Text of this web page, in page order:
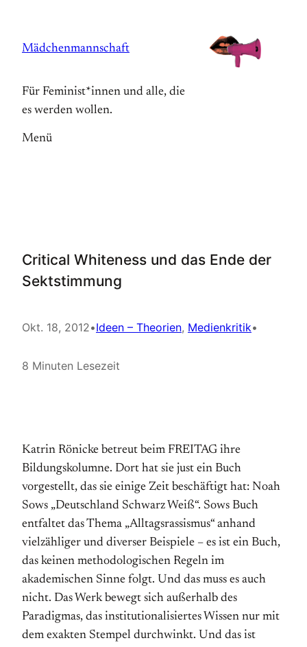
springen
Mädchenmannschaft
Für Feminist*innen und alle, die
es werden wollen.
Menü
Critical Whiteness und das Ende der
Sektstimmung
Okt. 18, 2012•Ideen – Theorien, Medienkritik•
8 Minuten Lesezeit
Katrin Rönicke betreut beim FREITAG ihre
Bildungskolumne. Dort hat sie just ein Buch
vorgestellt, das sie einige Zeit beschäftigt hat: Noah
Sows „Deutschland Schwarz Weiß“. Sows Buch
entfaltet das Thema „Alltagsrassismus“ anhand
vielzähliger und diverser Beispiele – es ist ein Buch,
das keinen methodologischen Regeln im
akademischen Sinne folgt. Und das muss es auch
nicht. Das Werk bewegt sich außerhalb des
Paradigmas, das institutionalisiertes Wissen nur mit
dem exakten Stempel durchwinkt. Und das ist